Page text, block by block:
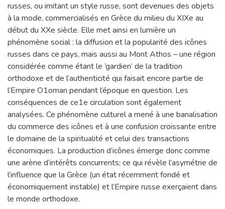
russes, ou imitant un style russe, sont devenues des objets
à la mode, commercialisés en Grèce du milieu du XIXe au
début du XXe siècle. Elle met ainsi en lumière un
phénomène social : la diffusion et la popularité des icônes
russes dans ce pays, mais aussi au Mont Athos – une région
considérée comme étant le ‘gardien’ de la tradition
orthodoxe et de l’authenticité qui faisait encore partie de
l’Empire O1oman pendant l’époque en question. Les
conséquences de ce1e circulation sont également
analysées. Ce phénomène culturel a mené à une banalisation
du commerce des icônes et à une confusion croissante entre
le domaine de la spiritualité et celui des transactions
économiques. La production d’icônes émerge donc comme
une arène d’intérêts concurrents; ce qui révèle l’asymétrie de
l’influence que la Grèce (un état récemment fondé et
économiquement instable) et l’Empire russe exerçaient dans
le monde orthodoxe.